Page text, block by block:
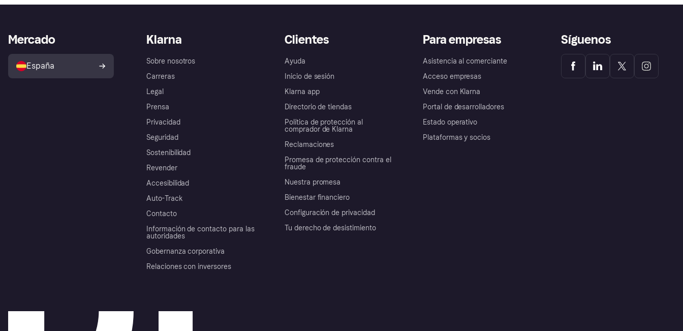
Klarna
Sobre nosotros
Carreras
Legal
Prensa
Privacidad
Seguridad
Sostenibilidad
Revender
Accesibilidad
Auto-Track
Contacto
Información de contacto para las
autoridades
Gobernanza corporativa
Relaciones con inversores
Clientes
Ayuda
Inicio de sesión
Klarna app
Directorio de tiendas
Política de protección al
comprador de Klarna
Reclamaciones
Promesa de protección contra el
fraude
Nuestra promesa
Bienestar financiero
Configuración de privacidad
Tu derecho de desistimiento
Para empresas
Asistencia al comerciante
Acceso empresas
Vende con Klarna
Portal de desarrolladores
Estado operativo
Plataformas y socios
Mercado
España
Síguenos